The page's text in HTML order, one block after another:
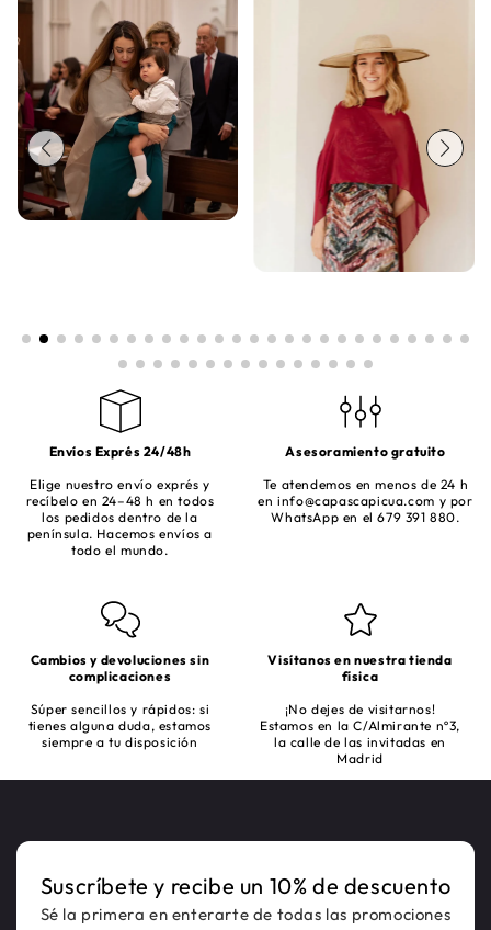
Envíos Exprés 24/48h
Elige nuestro envío exprés y
recíbelo en 24–48 h en todos
los pedidos dentro de la
península. Hacemos envíos a
todo el mundo.
Asesoramiento gratuito
Te atendemos en menos de 24 h
eninfo@capascapicua.com y por
WhatsApp en el 679 391 880.
Cambios y devoluciones sin
complicaciones
Súper sencillos y rápidos: si
tienes alguna duda, estamos
siempre a tu disposición
Visítanos en nuestra tienda
física
¡No dejes de visitarnos!
Estamos en la C/Almirante nº3,
la calle de las invitadas en
Madrid
Suscríbete y recibe un 10% de descuento
Sé la primera en enterarte de todas las promociones